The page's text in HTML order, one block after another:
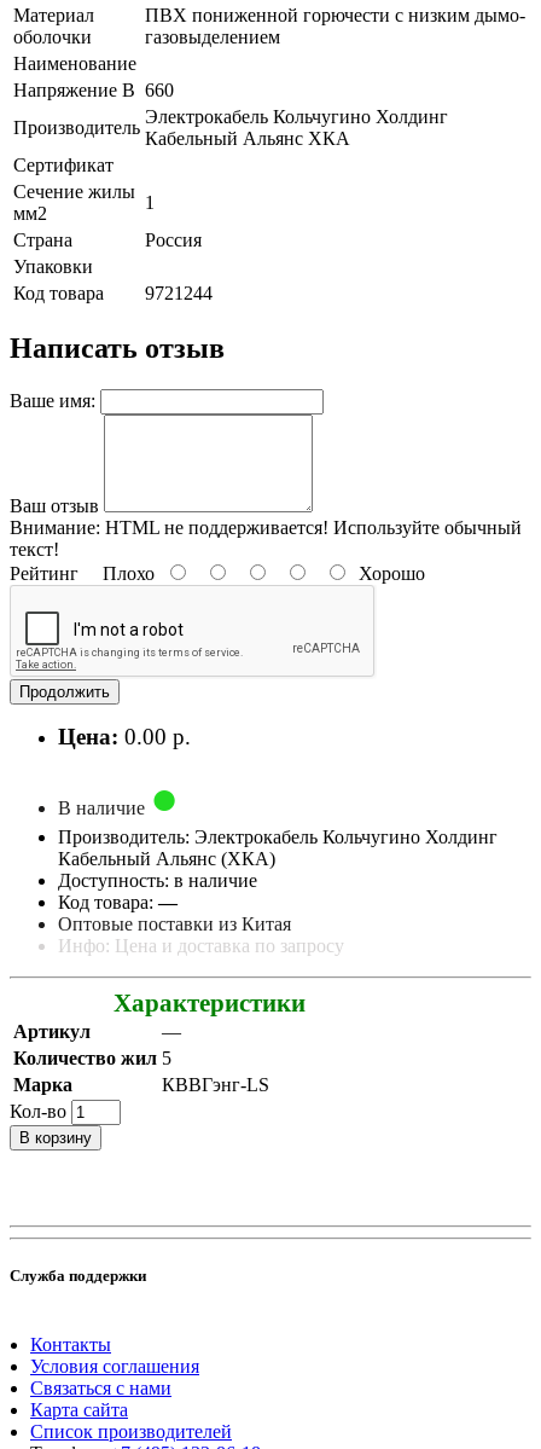
Материал
оболочки
ПВХ пониженной горючести с низким дымо-
газовыделением
Наименование
Напряжение В 660
Производитель
Электрокабель Кольчугино Холдинг
Кабельный Альянс ХКА
Сертификат
Сечение жилы
мм2
1
Страна
Россия
Упаковки
Код товара
9721244
Написать отзыв
Ваше имя:
Ваш отзыв
Внимание: HTML не поддерживается! Используйте обычный
текст!
Рейтинг Плохо Хорошо
Продолжить
Цена: 0.00 р.
В наличие
Производитель: Электрокабель Кольчугино Холдинг
Кабельный Альянс (ХКА)
Доступность: в наличие
Код товара:—
Оптовые поставки из Китая
Инфо: Цена и доставка по запросу
Характеристики
Артикул
—
Количество жил 5
Марка
КВВГэнг-LS
Кол-во
В корзину
Служба поддержки
Контакты
Условия соглашения
Связаться с нами
Карта сайта
Список производителей